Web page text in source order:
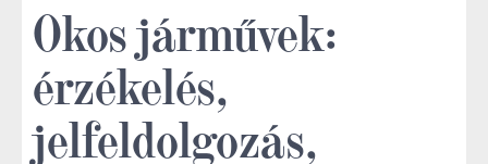
Okos járművek:
érzékelés,
jelfeldolgozás,